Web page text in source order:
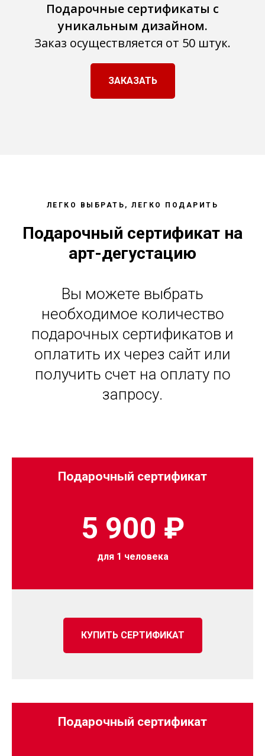
Подарочные сертификаты с
уникальным дизайном.
Заказ осуществляется от 50 штук.
ЗАКАЗАТЬ
ЛЕГКО ВЫБРАТЬ, ЛЕГКО ПОДАРИТЬ
Подарочный сертификат на
арт-дегустацию
Вы можете выбрать
необходимое количество
подарочных сертификатов и
оплатить их через сайт или
получить счет на оплату по
запросу.
Подарочный сертификат
5 900 ₽
для 1 человека
КУПИТЬ СЕРТИФИКАТ
Подарочный сертификат